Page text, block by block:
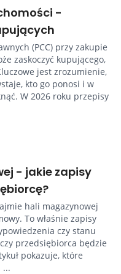
-
(PCC) przy zakupie
zaskoczyć kupującego,
jest zrozumienie,
kto go ponosi i w
W 2026 roku przepisy
- jakie zapisy
hali magazynowej
To właśnie zapisy
czy stanu
przedsiębiorca będzie
pokazuje, które
...